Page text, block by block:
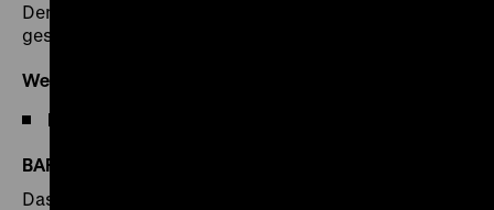
Demokratie-Aspekte destabilisiert oder außer Kraft
gesetzt werden.
Weitere Informationen
Daten und Fakten
BARRIEREFREIE UND INKLUSIVE ANGEBOTE
Das